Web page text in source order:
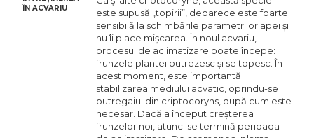
ÎN ACVARIU
este supusă „topirii”, deoarece este foarte
sensibilă la schimbările parametrilor apei și
nu îi place mișcarea. În noul acvariu,
procesul de aclimatizare poate începe:
frunzele plantei putrezesc și se topesc. În
acest moment, este importantă
stabilizarea mediului acvatic, oprindu-se
putregaiul din criptocoryns, după cum este
necesar. Dacă a început creșterea
frunzelor noi, atunci se termină perioada